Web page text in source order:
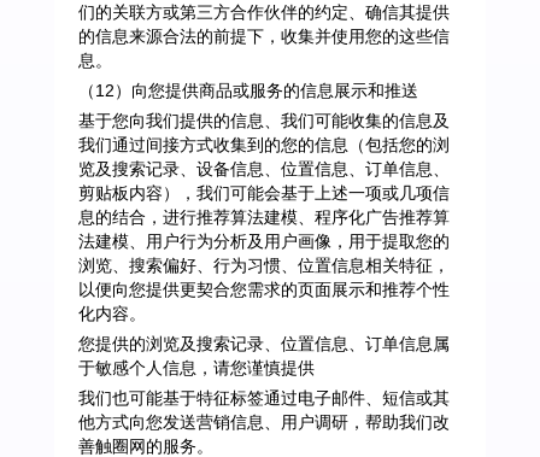
们的关联方或第三方合作伙伴的约定、确信其提供
的信息来源合法的前提下，收集并使用您的这些信
息。
（12）向您提供商品或服务的信息展示和推送
基于您向我们提供的信息、我们可能收集的信息及
我们通过间接方式收集到的您的信息（包括您的浏
览及搜索记录、设备信息、位置信息、订单信息、
剪贴板内容），我们可能会基于上述一项或几项信
息的结合，进行推荐算法建模、程序化广告推荐算
法建模、用户行为分析及用户画像，用于提取您的
浏览、搜索偏好、行为习惯、位置信息相关特征，
以便向您提供更契合您需求的页面展示和推荐个性
化内容。
您提供的浏览及搜索记录、位置信息、订单信息属
于敏感个人信息，请您谨慎提供
我们也可能基于特征标签通过电子邮件、短信或其
他方式向您发送营销信息、用户调研，帮助我们改
善触圈网的服务。